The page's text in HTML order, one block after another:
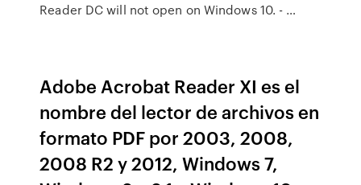
Reader DC will not open on Windows 10. - …
Adobe Acrobat Reader XI es el
nombre del lector de archivos en
formato PDF por 2003, 2008,
2008 R2 y 2012, Windows 7,